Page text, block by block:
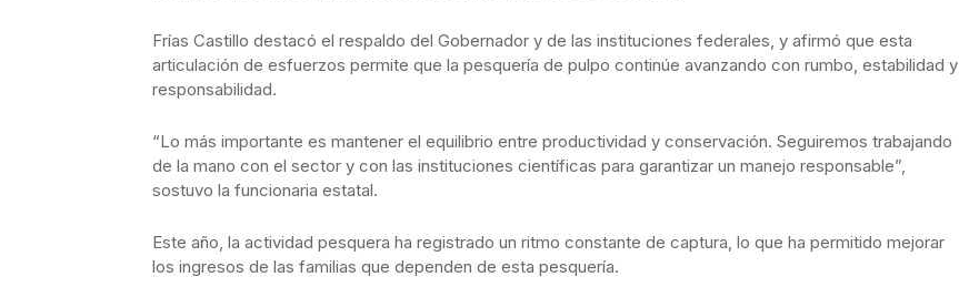
Frías Castillo destacó el respaldo del Gobernador y de las instituciones federales, y afirmó que esta
articulación de esfuerzos permite que la pesquería de pulpo continúe avanzando con rumbo, estabilidad y
responsabilidad.
“Lo más importante es mantener el equilibrio entre productividad y conservación. Seguiremos trabajando
de la mano con el sector y con las instituciones científicas para garantizar un manejo responsable”,
sostuvo la funcionaria estatal.
Este año, la actividad pesquera ha registrado un ritmo constante de captura, lo que ha permitido mejorar
los ingresos de las familias que dependen de esta pesquería.